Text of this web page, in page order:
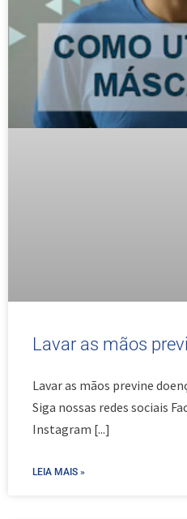
Lavar as mãos
Lavar as mãos previne
Siga nossas redes sociais
Instagram [...]
LEIA MAIS »